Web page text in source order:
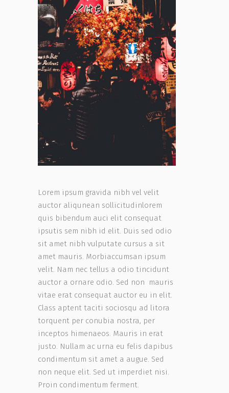
Lorem ipsum gravida nibh vel velit
auctor aliqunean sollicitudinlorem
quis bibendum auci elit consequat
ipsutis sem nibh id elit. Duis sed odio
sit amet nibh vulputate cursus a sit
amet mauris. Morbiaccumsan ipsum
velit. Nam nec tellus a odio tincidunt
auctor a ornare odio. Sed non mauris
vitae erat consequat auctor eu in elit.
Class aptent taciti sociosqu ad litora
torquent per conubia nostra, per
inceptos himenaeos. Mauris in erat
justo. Nullam ac urna eu felis dapibus
condimentum sit amet a augue. Sed
non neque elit. Sed ut imperdiet nisi.
Proin condimentum ferment.